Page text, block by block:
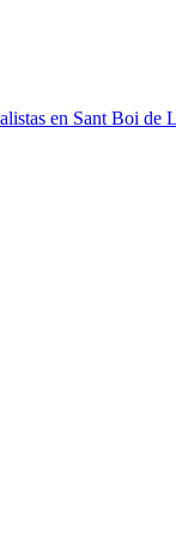
en Sant Boi de